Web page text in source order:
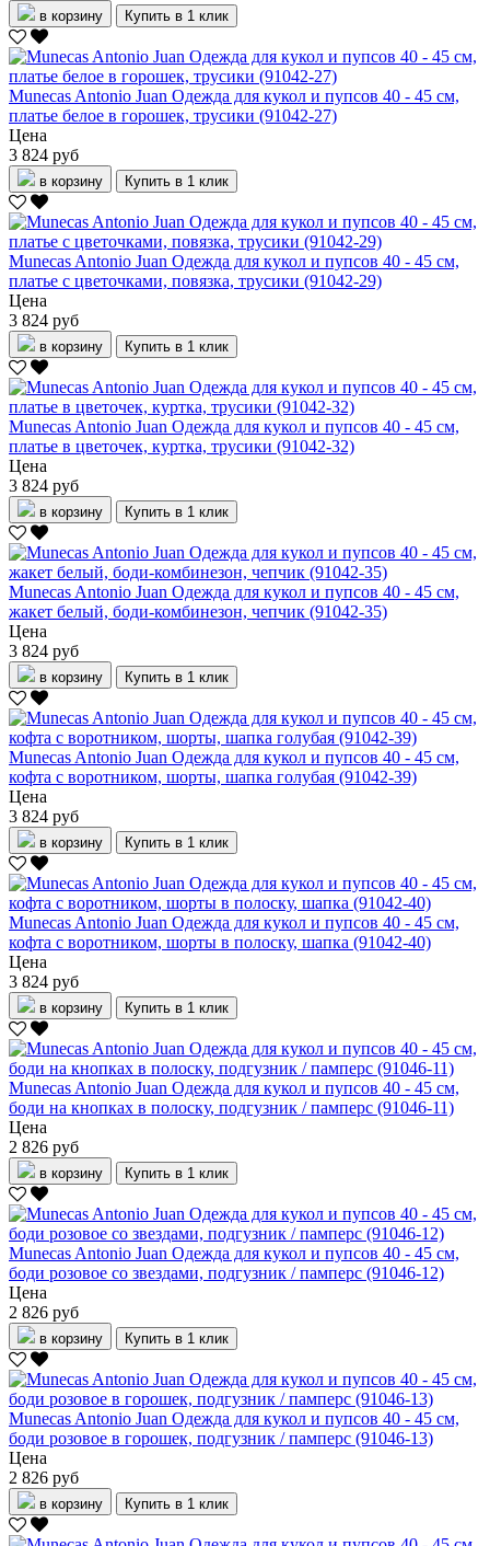
в корзину Купить в 1 клик
Munecas Antonio Juan Одежда для кукол и пупсов 40 - 45 см,
платье белое в горошек, трусики (91042-27)
Цена
3 824 руб
в корзину Купить в 1 клик
Munecas Antonio Juan Одежда для кукол и пупсов 40 - 45 см,
платье с цветочками, повязка, трусики (91042-29)
Цена
3 824 руб
в корзину Купить в 1 клик
Munecas Antonio Juan Одежда для кукол и пупсов 40 - 45 см,
платье в цветочек, куртка, трусики (91042-32)
Цена
3 824 руб
в корзину Купить в 1 клик
Munecas Antonio Juan Одежда для кукол и пупсов 40 - 45 см,
жакет белый, боди-комбинезон, чепчик (91042-35)
Цена
3 824 руб
в корзину Купить в 1 клик
Munecas Antonio Juan Одежда для кукол и пупсов 40 - 45 см,
кофта с воротником, шорты, шапка голубая (91042-39)
Цена
3 824 руб
в корзину Купить в 1 клик
Munecas Antonio Juan Одежда для кукол и пупсов 40 - 45 см,
кофта с воротником, шорты в полоску, шапка (91042-40)
Цена
3 824 руб
в корзину Купить в 1 клик
Munecas Antonio Juan Одежда для кукол и пупсов 40 - 45 см,
боди на кнопках в полоску, подгузник / памперс (91046-11)
Цена
2 826 руб
в корзину Купить в 1 клик
Munecas Antonio Juan Одежда для кукол и пупсов 40 - 45 см,
боди розовое со звездами, подгузник / памперс (91046-12)
Цена
2 826 руб
в корзину Купить в 1 клик
Munecas Antonio Juan Одежда для кукол и пупсов 40 - 45 см,
боди розовое в горошек, подгузник / памперс (91046-13)
Цена
2 826 руб
в корзину Купить в 1 клик